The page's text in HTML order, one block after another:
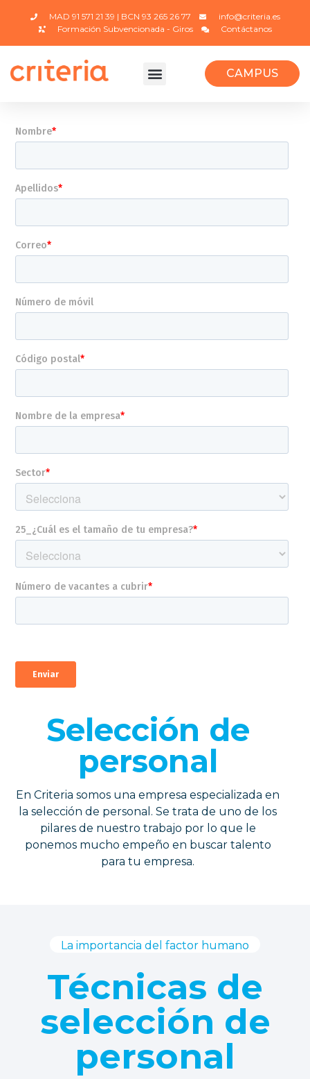
MAD 91 571 21 39 | BCN 93 265 26 77
info@criteria.es
Formación Subvencionada - Giros
Contáctanos
CAMPUS
Selección de
personal
En Criteria somos una empresa especializada en
la selección de personal. Se trata de uno de los
pilares de nuestro trabajo por lo que le
ponemos mucho empeño en buscar talento
para tu empresa.
La importancia del factor humano
Técnicas de
selección de
personal